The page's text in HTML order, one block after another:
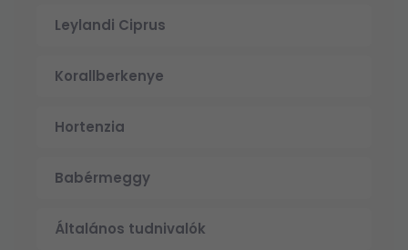
Leylandi Ciprus
Korallberkenye
Hortenzia
Babérmeggy
Általános tudnivalók